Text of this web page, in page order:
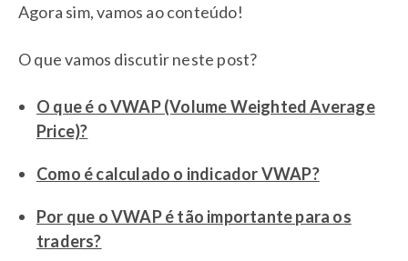
Agora sim, vamos ao conteúdo!
O que vamos discutir neste post?
O que é o VWAP (Volume Weighted Average
Price)?
Como é calculado o indicador VWAP?
Por que o VWAP é tão importante para os
traders?